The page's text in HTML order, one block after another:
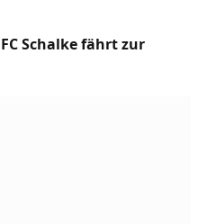
Schalke fährt zur